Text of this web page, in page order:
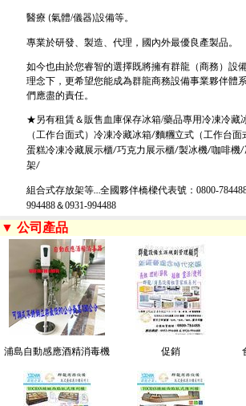
醫療 (氣體/儀器)設備等。
專業於研發、製造、代理，國內外最優良產製品。
如今也由於您睿智的選擇既將擁有群龍（商務）設
理念下，更希望您能成為群龍商務設備事業夥伴體
們應盡的責任。
★另有租賃＆販售血庫保存冰箱/藥品專用冷凍冷藏
（工作台面式）冷凍冷藏冰箱/麵糰立式（工作台面
蛋糕冷凍冷藏展示櫃/巧克力展示櫃/製冰機/咖啡機/
架/
組合式存放架等…全國夥伴橋樑代表號：0800-
994488＆0931-994488
▼ 公司產品
浦島自動感應酒精消毒機 促銷